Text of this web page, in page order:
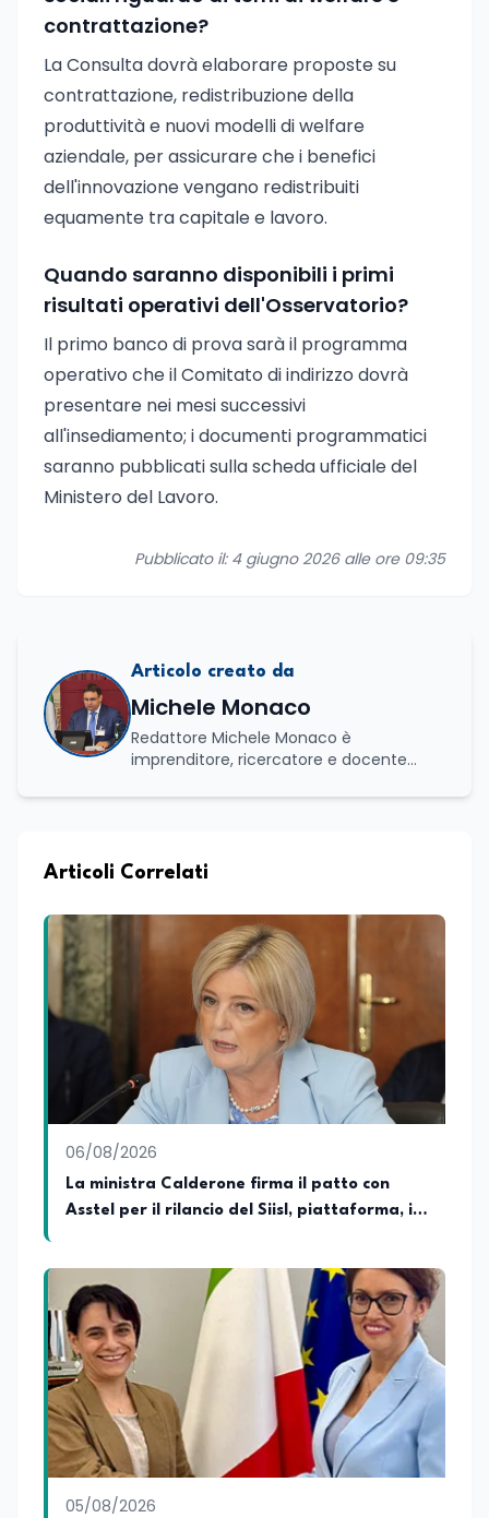
contrattazione?
La Consulta dovrà elaborare proposte su
contrattazione, redistribuzione della
produttività e nuovi modelli di welfare
aziendale, per assicurare che i benefici
dell'innovazione vengano redistribuiti
equamente tra capitale e lavoro.
Quando saranno disponibili i primi
risultati operativi dell'Osservatorio?
Il primo banco di prova sarà il programma
operativo che il Comitato di indirizzo dovrà
presentare nei mesi successivi
all'insediamento; i documenti programmatici
saranno pubblicati sulla scheda ufficiale del
Ministero del Lavoro.
Pubblicato il: 4 giugno 2026 alle ore 09:35
Articolo creato da
Michele Monaco
Redattore Michele Monaco è
imprenditore, ricercatore e docente
esperienza nell'innovazione digitale, nella
e Internazionali, è CEO di Adventus
risiede stabilmente) e Presidente
Nazionale di ENBAS, ente bilaterale attivo
nella formazione professionale e nelle
politiche attive per il lavoro. In qualità di
Coordinatore Nazionale dei Progetti di
Ricerca presso ERSAF, guida iniziative che
coniugano intelligenza artificiale e
formazione, tra cui FindYourGoal.it,
piattaforma di orientamento scuola-
lavoro basata sul modello LifeComp,
Avatar4University.Org, sistema AI per la
creazione di corsi universitari con avatar
docente, KeepYouCare.it, piattaforma di
telemedicina, telesoccorso e
telerefertazione. È inoltre Delegato della
ed è membro del tavolo delle regioni,
dove coordina un progetto per la
creazione di un Hub Formativo in Tunisia.
Docente a contratto di Diritto
dell'Economia e Diritto Internazionale
presso la SSML di Lamezia Terme e
presso l'Università Telematica eCampus,
è autore di pubblicazioni in ambito
pedagogico sulle competenze
caratteriali e il framework LifeComp. Ha
tenuto interventi al Senato della
Articoli Correlati
06/08/2026
La ministra Calderone firma il patto con
Asstel per il rilancio del Siisl, piattaforma, in
05/08/2026